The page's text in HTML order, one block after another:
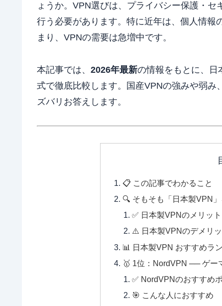
ょうか。VPN選びは、プライバシー保護・
行う必要があります。特に近年は、個人情報
まり、VPNの需要は急増中です。
本記事では、 2026年最新の情報をもとに、日
式で徹底比較します。国産VPNの強みや弱み
ズバリお答えします。
📋 この記事でわかること
🔍 そもそも「日本製VPN
✅ 日本製VPNのメリット
⚠️ 日本製VPNのデメリッ
📊 日本製VPN おすすめラ
🥇 1位：NordVPN ── ゲー
✅ NordVPNのおすすめ
🎯 こんな人におすすめ